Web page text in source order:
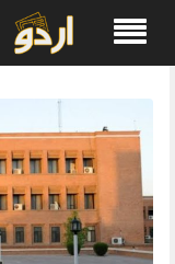
Skip
content